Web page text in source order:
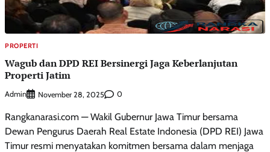
PROPERTI
Wagub dan DPD REI Bersinergi Jaga Keberlanjutan
Properti Jatim
Admin November 28, 2025 0
Rangkanarasi.com — Wakil Gubernur Jawa Timur bersama
Dewan Pengurus Daerah Real Estate Indonesia (DPD REI) Jawa
Timur resmi menyatakan komitmen bersama dalam menjaga